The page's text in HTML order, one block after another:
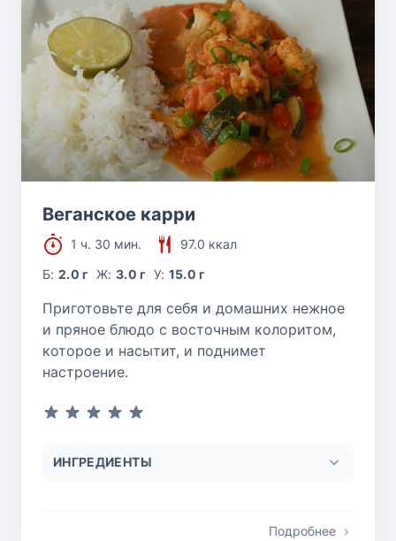
Веганское карри
1 ч. 30 мин.
97.0 ккал
Б:2.0 г Ж: 3.0 г У: 15.0 г
Приготовьте для себя и домашних нежное
и пряное блюдо с восточным колоритом,
которое и насытит, и поднимет
настроение.
ИНГРЕДИЕНТЫ
Подробнее